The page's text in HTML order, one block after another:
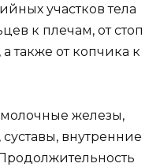
участков тела
к плечам, от стоп
также от копчика к
молочные железы,
внутренние